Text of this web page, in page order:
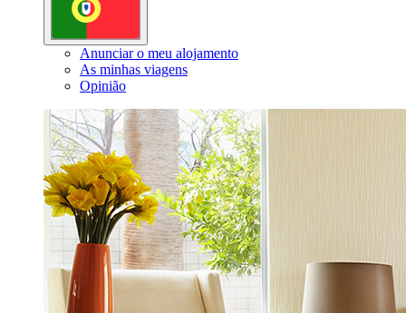
Anunciar o meu alojamento
As minhas viagens
Opinião